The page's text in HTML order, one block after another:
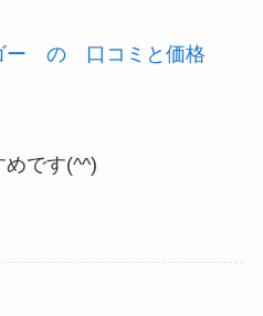
ー の 口コミと価格
です(^^)